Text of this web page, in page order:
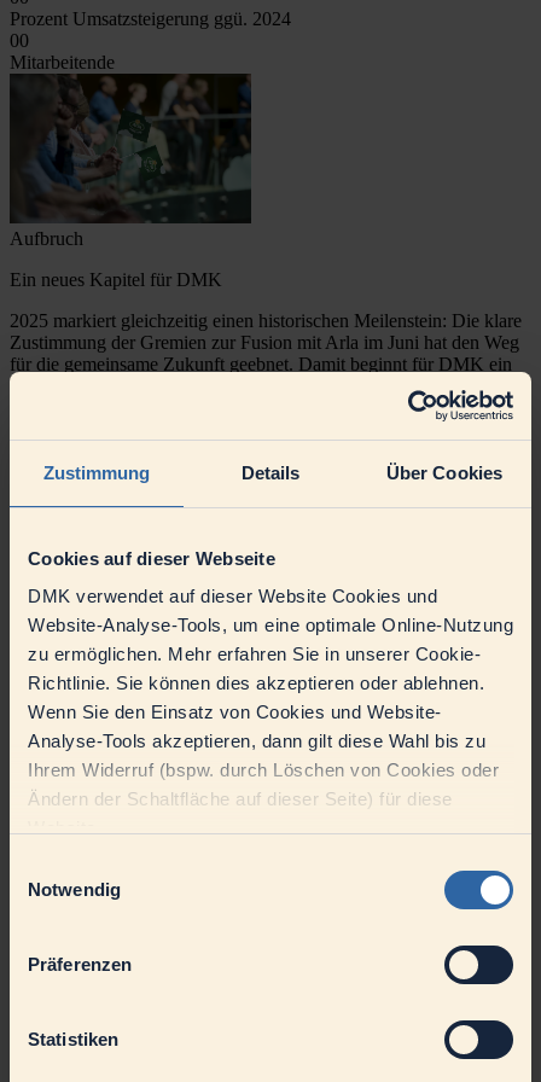
Zustimmung Details Über Cookies
Cookies auf dieser Webseite
DMK verwendet auf dieser Website Cookies und
Website-Analyse-Tools, um eine optimale Online-Nutzung
zu ermöglichen. Mehr erfahren Sie in unserer Cookie-
Richtlinie. Sie können dies akzeptieren oder ablehnen.
Wenn Sie den Einsatz von Cookies und Website-
Analyse-Tools akzeptieren, dann gilt diese Wahl bis zu
Ihrem Widerruf (bspw. durch Löschen von Cookies oder
Ändern der Schaltfläche auf dieser Seite) für diese
Notwendig
Präferenzen
Statistiken
Prozent Umsatzsteigerung ggü. 2024
00
Mitarbeitende
Aufbruch
Ein neues Kapitel für DMK
2025 markiert gleichzeitig einen historischen Meilenstein: Die klare
Zustimmung der Gremien zur Fusion mit Arla im Juni hat den Weg
für die gemeinsame Zukunft geebnet. Damit beginnt für DMK ein
neues Kapitel – geprägt von der Bündelung von Stärken, einer noch
höheren internationalen Wettbewerbsfähigkeit und dem klaren
Investitionen in Innovation, Wertschöpfung und Nachhaltigkeit im
geschärft. Dieses Kapitel gibt einen Überblick darüber, wie die
Unternehmen geprägt haben und mit welcher Stärke und
Perspektive sie in die gemeinsame Zukunft mit Arla startet.
Milchmarkt 2025: Zwischen Stabilität
und neuen Herausforderungen
Die Entwicklungen auf dem Milchmarkt prägen das Geschäft der
DMK Group entlang der gesamten Wertschöpfungskette – von der
Beschaffung der Rohmilch…
Mit ihrem Ergebnis 2025 schließt die DMK Group an die Erfolge
aus 2024 an: Das Unternehmen konnte seinen Umsatz auf 5,3
Artikel